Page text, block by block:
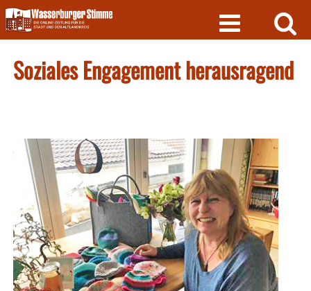
Skip
to
content
Soziales Engagement herausragend